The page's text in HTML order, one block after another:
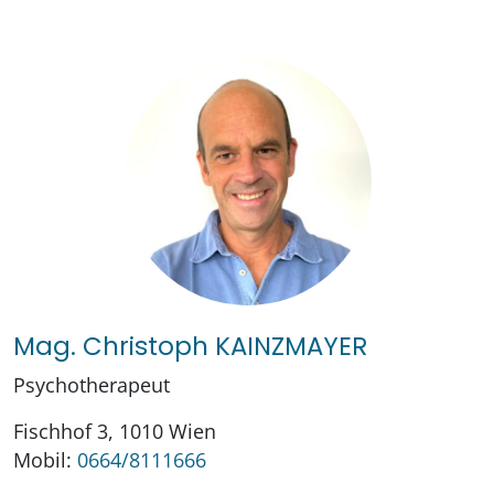
Mag. Christoph KAINZMAYER
Psychotherapeut
Fischhof 3, 1010 Wien
Mobil: 0664/8111666